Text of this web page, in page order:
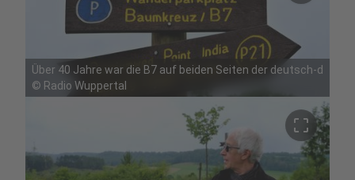
Über 40 Jahre war die B7 auf beiden Seiten der deutsch-
© Radio Wuppertal
crop_free